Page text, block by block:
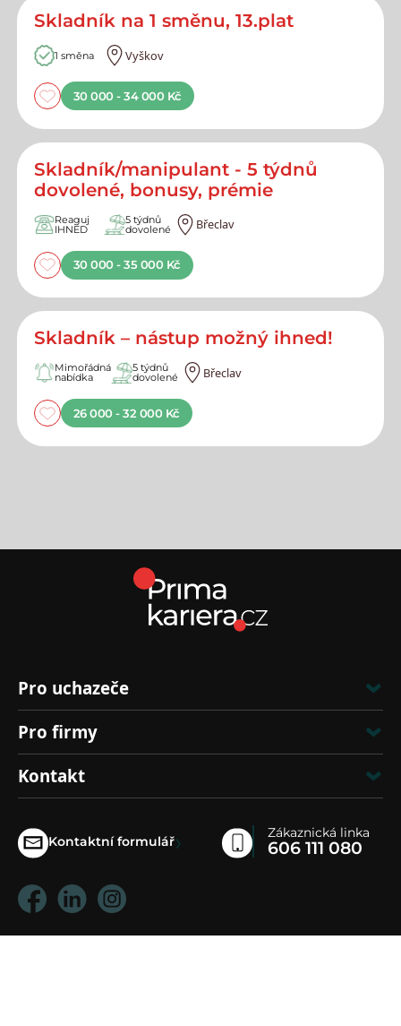
Skladník na 1 směnu, 13.plat
1 směna Vyškov
30 000 - 34 000 Kč
Skladník/manipulant - 5 týdnů
dovolené, bonusy, prémie
Reaguj
IHNED
5 týdnů
dovolené Břeclav
30 000 - 35 000 Kč
Skladník – nástup možný ihned!
Mimořádná
nabídka
5 týdnů
dovolené Břeclav
26 000 - 32 000 Kč
Pro uchazeče
Pro firmy
Kontakt
Kontaktní formulář› Zákaznická linka
606 111 080